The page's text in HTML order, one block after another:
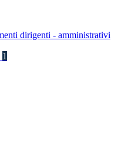
dirigenti - amministrativi
1